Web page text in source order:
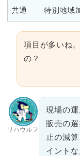
共通 特別地域
項目が多いね
の？
リハウルフ
現場の
販売の
止の減
イントな